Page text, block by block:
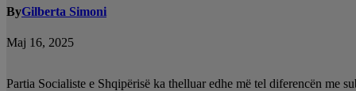
ByGilberta Simoni
Maj 16, 2025
Partia Socialiste e Shqipërisë ka thelluar edhe më tel diferencën me